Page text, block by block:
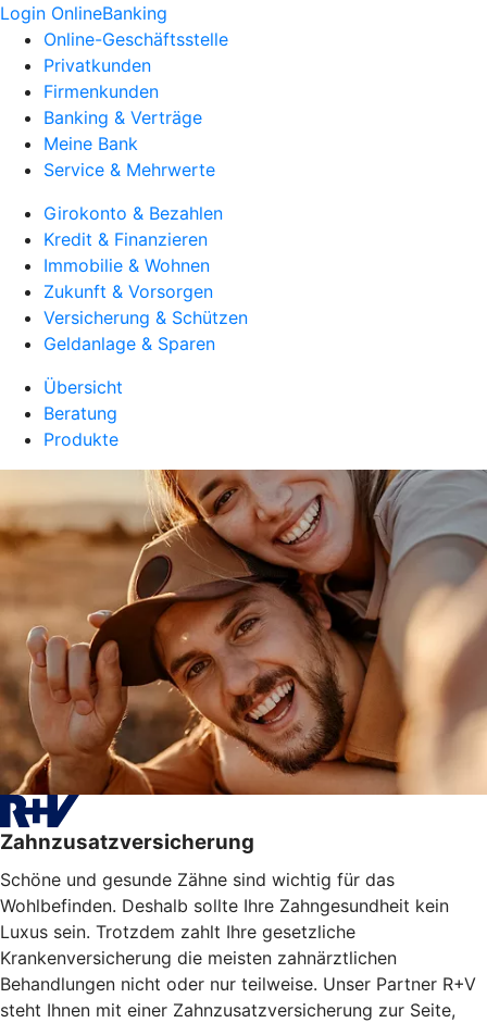
Login OnlineBanking
Online-Geschäftsstelle
Privatkunden
Firmenkunden
Banking & Verträge
Meine Bank
Service & Mehrwerte
Girokonto & Bezahlen
Kredit & Finanzieren
Immobilie & Wohnen
Zukunft & Vorsorgen
Versicherung & Schützen
Geldanlage & Sparen
Übersicht
Beratung
Produkte
Zahnzusatzversicherung
Schöne und gesunde Zähne sind wichtig für das
Wohlbefinden. Deshalb sollte Ihre Zahngesundheit kein
Luxus sein. Trotzdem zahlt Ihre gesetzliche
Krankenversicherung die meisten zahnärztlichen
Behandlungen nicht oder nur teilweise. Unser Partner R+V
steht Ihnen mit einer Zahnzusatzversicherung zur Seite,